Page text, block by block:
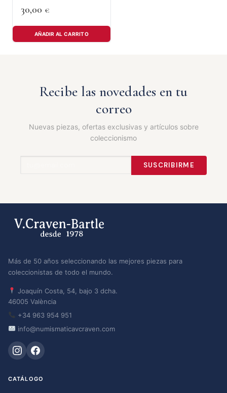
30,00 €
AÑADIR AL CARRITO
Recibe las novedades en tu
correo
Nuevas piezas, ofertas exclusivas y artículos sobre
coleccionismo
SUSCRIBIRME
Más de 50 años seleccionando las mejores piezas para
coleccionistas de todo el mundo.
Joaquín Costa, 54, bajo 3 dcha.
46005 València
+34 963 954 951
info@numismaticavcraven.com
CATÁLOGO